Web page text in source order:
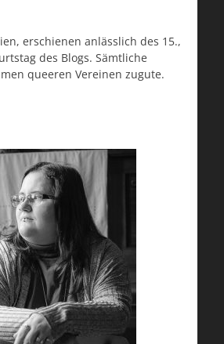
erschienen anlässlich des 15.,
des Blogs. Sämtliche
queeren Vereinen zugute.